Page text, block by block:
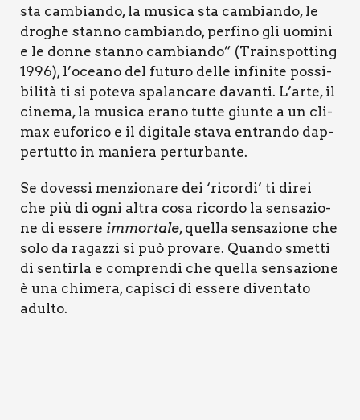
sta cam­bian­do, la musi­ca sta cam­bian­do, le
dro­ghe stan­no cam­bian­do, per­fi­no gli uomi­ni
e le don­ne stan­no cam­bian­do” (Train­spot­ting
1996), l’oceano del futu­ro del­le infi­ni­te pos­si­
bi­li­tà ti si pote­va spa­lan­ca­re davan­ti. L’arte, il
cine­ma, la musi­ca era­no tut­te giun­te a un cli­
max eufo­ri­co e il digi­ta­le sta­va entran­do dap­
per­tut­to in manie­ra per­tur­ban­te.
Se doves­si men­zio­na­re dei ‘ricor­di’ ti direi
che più di ogni altra cosa ricor­do la sen­sa­zio­
ne di esse­re immor­ta­le, quel­la sen­sa­zio­ne che
solo da ragaz­zi si può pro­va­re. Quan­do smet­ti
di sen­tir­la e com­pren­di che quel­la sen­sa­zio­ne
è una chi­me­ra, capi­sci di esse­re diven­ta­to
adul­to.